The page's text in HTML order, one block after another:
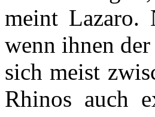
meint Lazaro.
wenn ihnen
sich meist
Rhinos auch